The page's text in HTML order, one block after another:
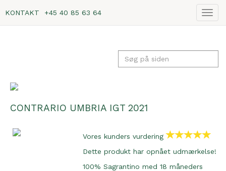
Vis
KONTAKT +45 40 85 63 64
CONTRARIO UMBRIA IGT 2021
Vores kunders vurdering
Dette produkt har opnået udmærkelse!
100% Sagrantino med 18 måneders